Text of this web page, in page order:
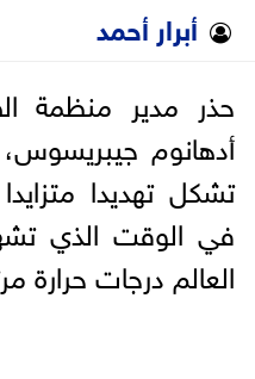
أبرار أحمد
حذر مدير منظمة
أدهانوم
تشكل تهديدا
في الوقت الذي
العالم درجات حرارة